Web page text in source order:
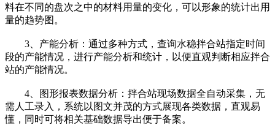
料在不同的盘次之中的材料用量的变化，可以形象的统计出用
量的趋势图。
3、产能分析：通过多种方式，查询水稳拌合站指定时间
段的产能情况，进行产能分析和统计，以便直观判断相应拌合
站的产能情况。
4、图形报表数据分析：拌合站现场数据全自动采集，无
需人工录入，系统以图文并茂的方式展现各类数据，直观易
懂，同时可将相关基础数据导出便于备案。